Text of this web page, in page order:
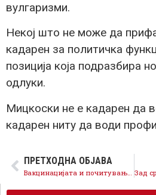
вулгаризми.
Некој што не може да
кадарен за политичка
позиција која подразбира
одлуки.
Мицкоски не е кадарен да
кадарен ниту да води
ПРЕТХОДНА ОБЈАВА
Вакцинацијата и почитувањето на мерките клучни за заштита на колективното здравје